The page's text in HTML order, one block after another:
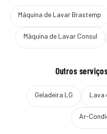
Máquina de Lavar Brastemp
Máquina de Lavar Consul
Outros
Geladeira LG Lava
Ar-